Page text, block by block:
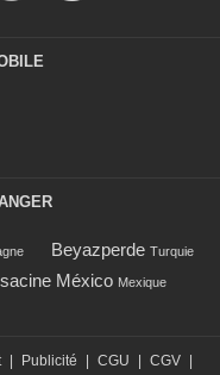
Beyazperde Turquie
México Mexique
Publicité CGU CGV